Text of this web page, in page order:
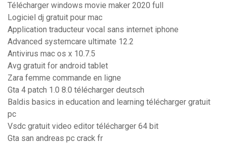
Télécharger windows movie maker 2020 full
Logiciel dj gratuit pour mac
Application traducteur vocal sans internet iphone
Advanced systemcare ultimate 12.2
Antivirus mac os x 10.7.5
Avg gratuit for android tablet
Zara femme commande en ligne
Gta 4 patch 1.0 8.0 télécharger deutsch
Baldis basics in education and learning télécharger gratuit
pc
Vsdc gratuit video editor télécharger 64 bit
Gta san andreas pc crack fr